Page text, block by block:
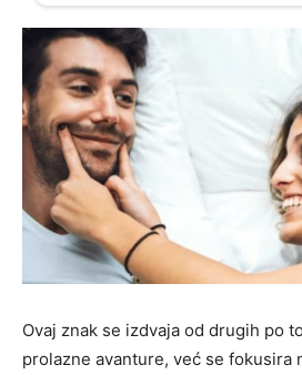
Ovaj znak se izdvaja od drugih po
prolazne avanture, već se fokusira